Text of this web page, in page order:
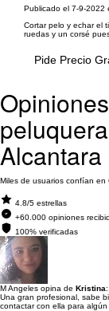
Publicado el 7-9-2022
Cortar pelo y echar el
ruedas y un corsé
Pide Precio
Alcantara
Miles de usuarios confían en
4.8/5 estrellas
+60.000 opiniones
100% verificadas
M Angeles opina de Kristina:
Una gran profesional, sabe
contactar con ella para